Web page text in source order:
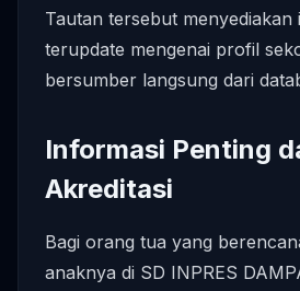
Tautan tersebut menyediakan
terupdate mengenai profil
bersumber langsung dari
Informasi Penting
Akreditasi
Bagi orang tua yang
anaknya di SD INPRES